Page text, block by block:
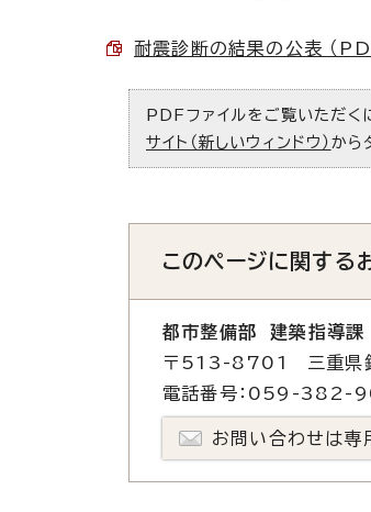
耐震診断の結果の公表 （
PDFファイルをご覧いただく
サイト（新しいウィンドウ） から
このページに関する
都市整備部 建築指導課
〒513-8701 三重県
電話番号：059-382-
お問い合わせは専